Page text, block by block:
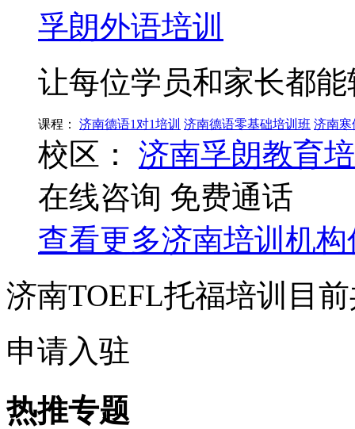
孚朗外语培训
让每位学员和家长都
课程： 济南德语1对1培训 济南德语零基础培训班 济南寒
校区：
济南孚朗教育
在线咨询 免费通话
查看更多济南培训机构
济南TOEFL托福培训目
申请入驻
热推专题